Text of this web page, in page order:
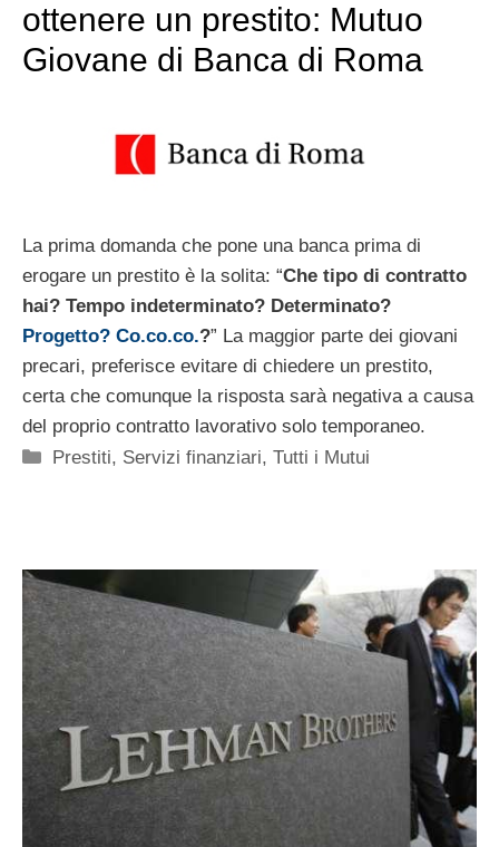
ottenere un prestito: Mutuo
Giovane di Banca di Roma
La prima domanda che pone una banca prima di
erogare un prestito è la solita: “Che tipo di contratto
hai? Tempo indeterminato? Determinato?
Progetto? Co.co.co.?” La maggior parte dei giovani
precari, preferisce evitare di chiedere un prestito,
certa che comunque la risposta sarà negativa a causa
del proprio contratto lavorativo solo temporaneo.
Categorie
Prestiti, Servizi finanziari,Tutti i Mutui